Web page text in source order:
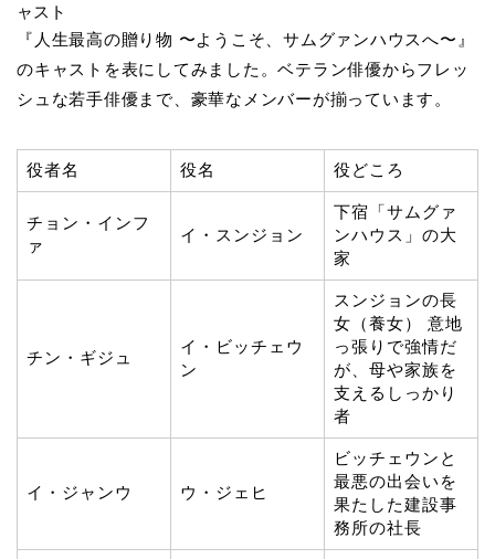
ャスト
『人生最高の贈り物 〜ようこそ、サムグァンハウスへ〜』
のキャストを表にしてみました。ベテラン俳優からフレッ
シュな若手俳優まで、豪華なメンバーが揃っています。
役者名 役名 役どころ
チョン・インフ
ァ
イ・スンジョン
下宿「サムグァ
ンハウス」の大
家
チン・ギジュ
イ・ビッチェウ
ン
スンジョンの長
女（養女） 意地
っ張りで強情だ
が、母や家族を
支えるしっかり
者
イ・ジャンウ ウ・ジェヒ
ビッチェウンと
最悪の出会いを
果たした建設事
務所の社長